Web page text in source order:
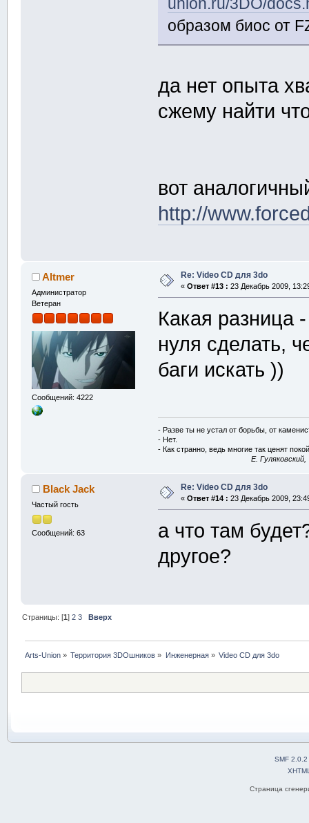
образом биос от
да нет опыта
сжему найти
вот
http://
Altmer
Администратор
Ветеран
Сообщений: 4222
Re: Video CD для 3do
« Ответ #13 : 23 Декабрь 2009,
Какая разница
нуля сделать,
баги искать ))
- Разве ты не устал от борьбы, от
- Нет.
- Как странно, ведь многие так ценят
E.
Black Jack
Частый гость
Сообщений: 63
Re: Video CD для 3do
« Ответ #14 : 23 Декабрь 2009,
а что там
другое?
Страницы: [1]2 3 Вверх
Arts-Union » Территория 3DOшников » Инженерная» Video CD для 3do
SMF 2.0.2
Страница